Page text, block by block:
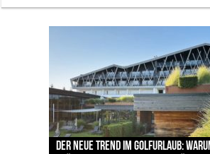
Der neue Trend im Golfurlaub:
Luštica Bay baut Montenegros erste
Vom 85. Platz zur Claret Jug:
Claret Jug: Warum Scottie Scheffler
The Open 2026 in Royal Birkdale:
traditionsreiche Linksplatz zu den